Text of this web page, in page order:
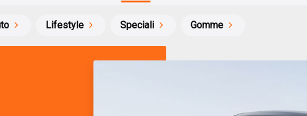
Lifestyle Speciali Gomme